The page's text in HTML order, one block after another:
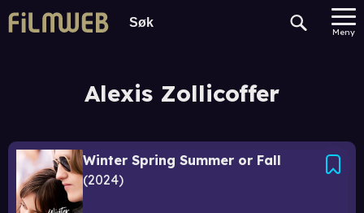
Meny
Alexis Zollicoffer
Winter Spring Summer or Fall
2024